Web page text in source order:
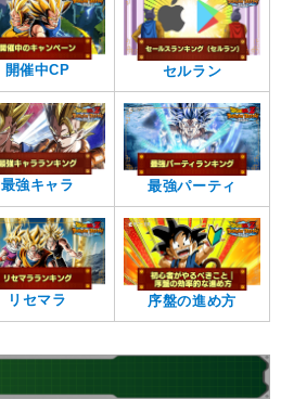
開催中CP セルラン
最強キャラ 最強パーティ
リセマラ 序盤の進め方